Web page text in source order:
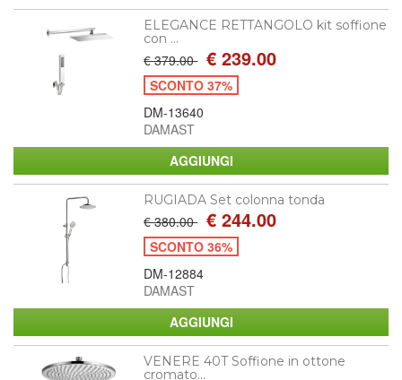
ELEGANCE RETTANGOLO kit soffione
con ...
€ 379.00 € 239.00
SCONTO 37%
DM-13640
DAMAST
RUGIADA Set colonna tonda
€ 380.00 € 244.00
SCONTO 36%
DM-12884
DAMAST
VENERE 40T Soffione in ottone
cromato...